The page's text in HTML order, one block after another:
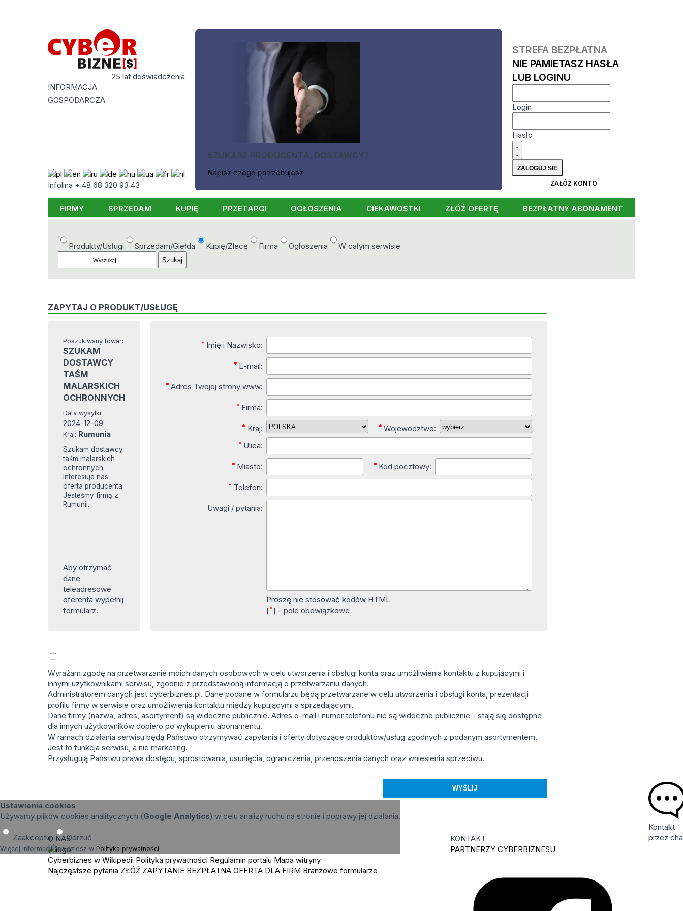
25 lat doświadczenia
INFORMACJA
GOSPODARCZA
Infolina + 48 68 320 93 43
SZUKASZ PRODUCENTA, DOSTAWCY?
Napisz czego potrzebujesz
STREFA BEZPŁATNA
NIE PAMIETASZ HASŁA
LUB LOGINU
Login
Hasło
ZAŁÓŻ KONTO
FIRMY SPRZEDAM KUPIĘ PRZETARGI OGŁOSZENIA CIEKAWOSTKI ZŁÓŻ OFERTĘ BEZPŁATNY ABONAMENT
Produkty/Usługi Sprzedam/Giełda Kupię/Zlecę Firma Ogłoszenia W całym serwisie
ZAPYTAJ O PRODUKT/USŁUGĘ
Poszukiwany towar:
SZUKAM
DOSTAWCY
TAŚM
MALARSKICH
OCHRONNYCH
Data wysyłki:
2024-12-09
Kraj: Rumunia
Szukam dostawcy
taśm malarskich
ochronnych.
Interesuje nas
oferta producenta.
Jesteśmy firmą z
Rumunii.
Aby otrzymać
dane
teleadresowe
oferenta wypełnij
formularz.
* Imię i Nazwisko:
* E-mail:
* Adres Twojej strony www:
* Firma:
* Kraj: *Województwo:
* Ulica:
* Miasto: * Kod pocztowy:
* Telefon:
Uwagi / pytania:
Proszę nie stosować kodów HTML
[*] - pole obowiązkowe
Wyrażam zgodę na przetwarzanie moich danych osobowych w celu utworzenia i obsługi konta oraz umożliwienia kontaktu z kupującymi i
innymi użytkownikami serwisu, zgodnie z przedstawioną informacją o przetwarzaniu danych.
Administratorem danych jest cyberbiznes.pl. Dane podane w formularzu będą przetwarzane w celu utworzenia i obsługi konta, prezentacji
profilu firmy w serwisie oraz umożliwienia kontaktu między kupującymi a sprzedającymi.
Dane firmy (nazwa, adres, asortyment) są widoczne publicznie. Adres e-mail i numer telefonu nie są widoczne publicznie - stają się dostępne
dla innych użytkowników dopiero po wykupieniu abonamentu.
W ramach działania serwisu będą Państwo otrzymywać zapytania i oferty dotyczące produktów/usług zgodnych z podanym asortymentem.
Jest to funkcja serwisu, a nie marketing.
Przysługują Państwu prawa dostępu, sprostowania, usunięcia, ograniczenia, przenoszenia danych oraz wniesienia sprzeciwu.
Kontakt
przez
Ustawienia cookies
Używamy plików cookies analitycznych (Google Analytics) w celu analizy ruchu na stronie i poprawy jej działania.
Zaakceptuj Odrzuć
Więcej informacji znajdziesz w Polityka prywatności.
O NAS
Cyberbiznes w Wikipedii Polityka prywatności Regulamin portalu Mapa witryny
Najczęstsze pytania ZŁÓŻ ZAPYTANIE BEZPŁATNA OFERTA DLA FIRM Branżowe formularze
KONTAKT
PARTNERZY CYBERBIZNESU